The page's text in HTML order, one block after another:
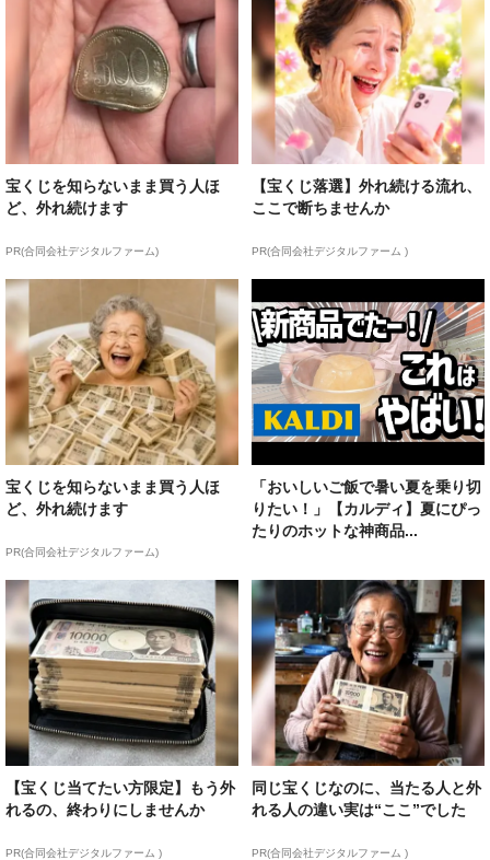
宝くじを知らないまま買う人ほ
ど、外れ続けます
PR(合同会社デジタルファーム)
【宝くじ落選】外れ続ける流れ、
ここで断ちませんか
PR(合同会社デジタルファーム )
宝くじを知らないまま買う人ほ
ど、外れ続けます
PR(合同会社デジタルファーム)
「おいしいご飯で暑い夏を乗り切
りたい！」【カルディ】夏にぴっ
たりのホットな神商品...
【宝くじ当てたい方限定】もう外
れるの、終わりにしませんか
PR(合同会社デジタルファーム )
同じ宝くじなのに、当たる人と外
れる人の違い実は“ここ”でした
PR(合同会社デジタルファーム )